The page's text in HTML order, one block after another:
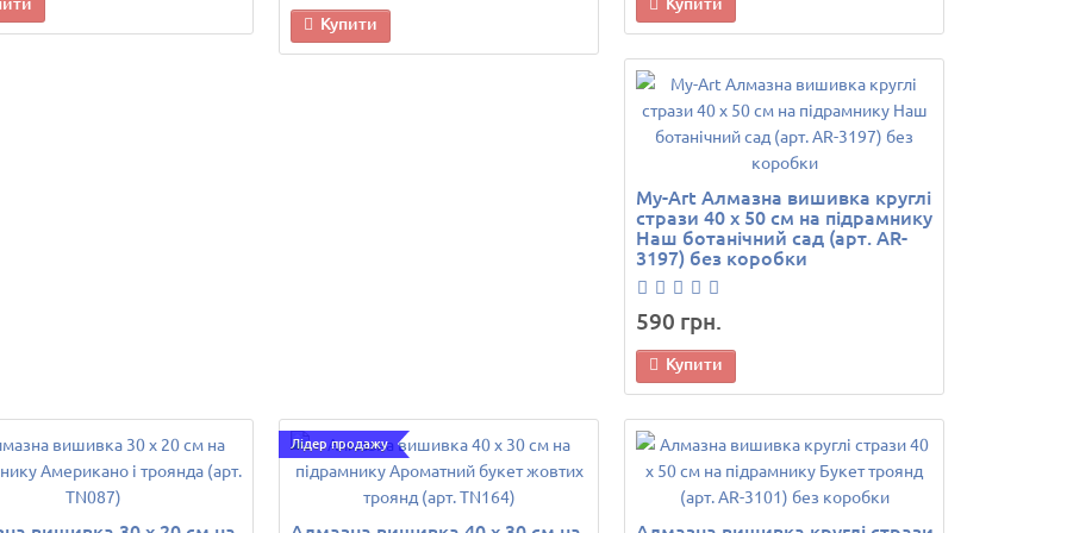
Купити
My-Art Алмазна вишивка круглі
стрази 40 х 50 см на підрамнику
Наш ботанічний сад (арт. AR-
3197) без коробки
590 грн.
Купити
Лідер продажу